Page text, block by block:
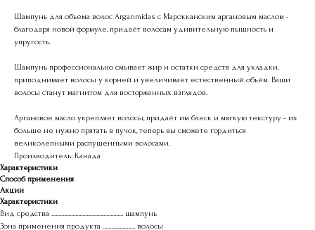
Шампунь для объёма волос Arganmidas с Марокканским аргановым маслом -
благодаря новой формуле, придаёт волосам удивительную пышность и
упругость.
Шампунь профессионально смывает жир и остатки средств для укладки,
приподнимает волосы у корней и увеличивает естественный объём. Ваши
волосы станут магнитом для восторженных взглядов.
Аргановое масло укрепляет волосы, придаёт им блеск и мягкую текстуру - их
больше не нужно прятать в пучок, теперь вы сможете гордиться
великолепными распущенными волосами.
Производитель: Канада
Характеристики
Способ применения
Акции
Характеристики
Вид средства ................................................... шампунь
Зона применения продукта ....................... волосы